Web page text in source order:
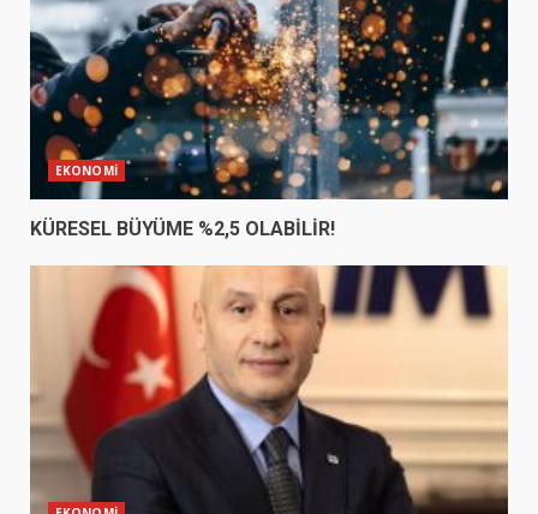
EKONOMİ
KÜRESEL BÜYÜME %2,5 OLABİLİR!